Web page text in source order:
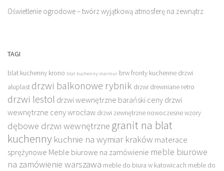
Oświetlenie ogrodowe – twórz wyjątkową atmosferę na zewnątrz
TAGI
blat kuchenny krono blat kuchenny marmur brw fronty kuchenne drzwi
aluplast drzwi balkonowe rybnik drzwi drewniane retro
drzwi lestol drzwi wewnętrzne barański ceny drzwi
wewnętrzne ceny wrocław drzwi zewnętrzne nowoczesne wzory
dębowe drzwi wewnętrzne granit na blat
kuchenny kuchnie na wymiar kraków materace
sprężynowe Meble biurowe na zamówienie meble biurowe
na zamówienie warszawa meble do biura w katowicach meble do